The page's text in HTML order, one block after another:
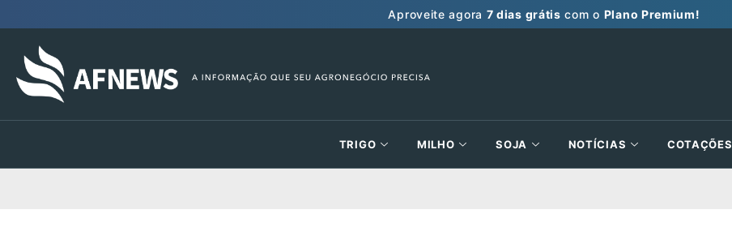
Aproveite agora 7 dias grátis com o Plano Premium!
TRIGO MILHO SOJA NOTÍCIAS COTAÇÕES